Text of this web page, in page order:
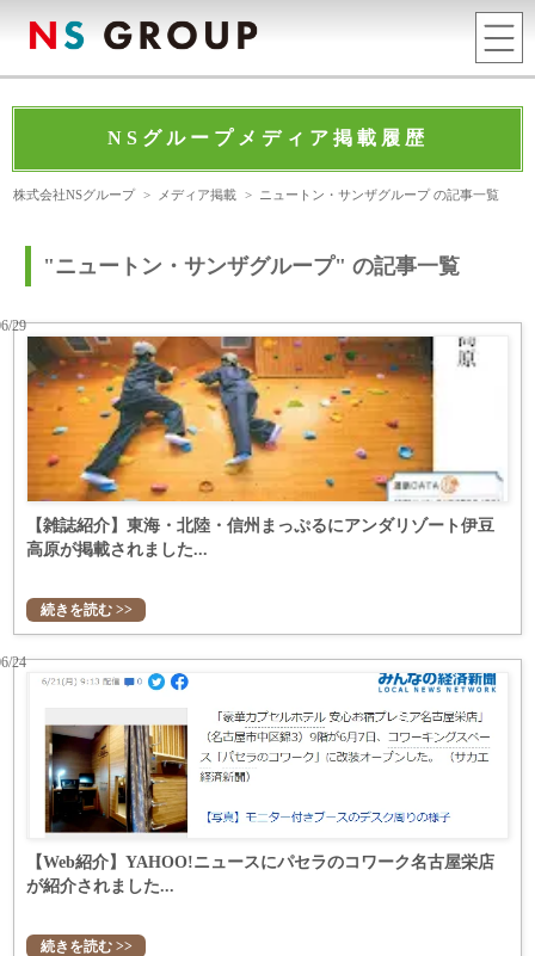
NSグループメディア掲載履歴
株式会社NSグループ > メディア掲載 > ニュートン・サンザグループ の記事一覧
"ニュートン・サンザグループ" の記事一覧
【雑誌紹介】東海・北陸・信州まっぷるにアンダリゾート伊豆
高原が掲載されました...
29
続きを読む >>
【Web紹介】YAHOO!ニュースにパセラのコワーク名古屋栄店
が紹介されました...
24
続きを読む >>